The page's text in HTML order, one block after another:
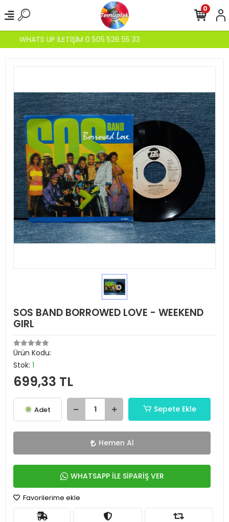
WHATS UP İLETİŞİM 0 505 526 55 33
0
SOS BAND BORROWED LOVE - WEEKEND
GIRL
Ürün Kodu:
Stok: 1
699,33 TL
Adet Sepete Ekle
Hemen Al
WHATSAPP İLE SİPARİŞ VER
Favorilerime ekle